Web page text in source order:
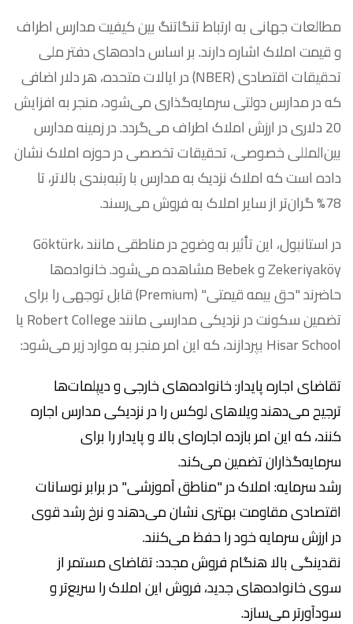
مطالعات جهانی به ارتباط تنگاتنگ بین کیفیت مدارس اطراف
و قیمت املاک اشاره دارند. بر اساس داده‌های دفتر ملی
تحقیقات اقتصادی (NBER) در ایالات متحده، هر دلار اضافی
که در مدارس دولتی سرمایه‌گذاری می‌شود، منجر به افزایش
20 دلاری در ارزش املاک اطراف می‌گردد. در زمینه مدارس
بین‌المللی خصوصی، تحقیقات تخصصی در حوزه املاک نشان
داده است که املاک نزدیک به مدارس با رتبه‌بندی بالاتر، تا
78% گران‌تر از سایر املاک به فروش می‌رسند.
در استانبول، این تأثیر به وضوح در مناطقی مانند Göktürk،
Zekeriyaköy و Bebek مشاهده می‌شود. خانواده‌ها
حاضرند "حق بیمه قیمتی" (Premium) قابل توجهی را برای
تضمین سکونت در نزدیکی مدارسی مانند Robert College یا
Hisar School بپردازند، که این امر منجر به موارد زیر می‌شود:
تقاضای اجاره پایدار: خانواده‌های خارجی و دیپلمات‌ها
ترجیح می‌دهند ویلاهای لوکس را در نزدیکی مدارس اجاره
کنند، که این امر بازده اجاره‌ای بالا و پایدار را برای
سرمایه‌گذاران تضمین می‌کند.
رشد سرمایه: املاک در "مناطق آموزشی" در برابر نوسانات
اقتصادی مقاومت بهتری نشان می‌دهند و نرخ رشد قوی
در ارزش سرمایه خود را حفظ می‌کنند.
نقدینگی بالا هنگام فروش مجدد: تقاضای مستمر از
سوی خانواده‌های جدید، فروش این املاک را سریع‌تر و
سودآورتر می‌سازد.